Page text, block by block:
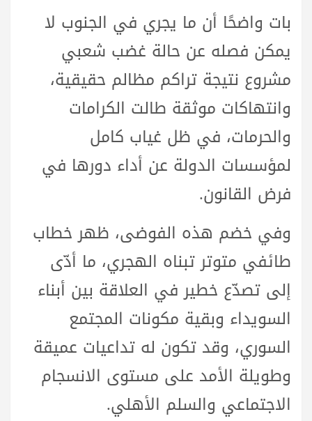
بات واضحًا أن ما يجري في الجنوب لا
يمكن فصله عن حالة غضب شعبي
مشروع نتيجة تراكم مظالم حقيقية،
وانتهاكات موثقة طالت الكرامات
والحرمات، في ظل غياب كامل
لمؤسسات الدولة عن أداء دورها في
فرض القانون.
وفي خضم هذه الفوضى، ظهر خطاب
طائفي متوتر تبناه الهجري، ما أدّى
إلى تصدّع خطير في العلاقة بين أبناء
السويداء وبقية مكونات المجتمع
السوري، وقد تكون له تداعيات عميقة
وطويلة الأمد على مستوى الانسجام
الاجتماعي والسلم الأهلي.